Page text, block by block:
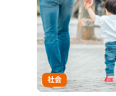
社会